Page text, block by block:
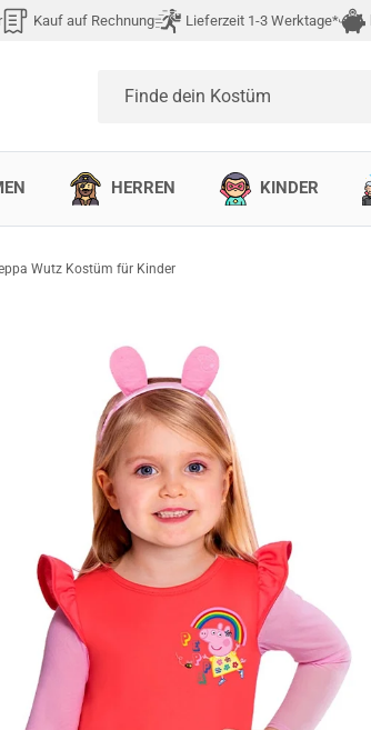
Kauf auf Rechnung Lieferzeit 1-3 Werktage*
Finde dein Kostüm
HERREN KINDER
Wutz Kostüm für Kinder